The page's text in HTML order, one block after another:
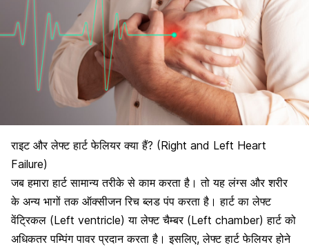
राइट और लेफ्ट हार्ट फेलियर क्या हैं? (Right and Left Heart
Failure)
जब हमारा हार्ट सामान्य तरीके से काम करता है। तो यहलंग्स और शरीर
के अन्य भागों तक ऑक्सीजन रिच ब्लड पंप करता है । हार्ट का लेफ्ट
वेंट्रिकल (Left ventricle) या लेफ्ट चैम्बर (Left chamber) हार्ट को
अधिकतर पम्पिंग पावर प्रदान करता है। इसलिए, लेफ्ट हार्ट फेलियर होने